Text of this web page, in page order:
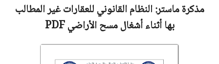
مذكرة ماستر:النظام القانوني للعقارات غير المطالب
بها أثناء أشغال مسح الأراضيPDF